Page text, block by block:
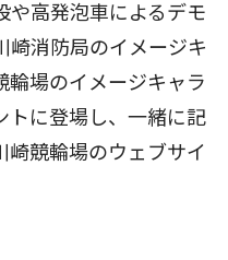
や高発泡車によるデモ
崎消防局のイメージキ
輪場のイメージキャラ
トに登場し、一緒に記
崎競輪場のウェブサイ